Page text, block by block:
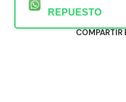
REPUESTO
COMPARTIR